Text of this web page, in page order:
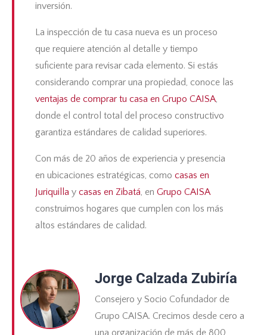
inversión.
La inspección de tu casa nueva es un proceso
que requiere atención al detalle y tiempo
suficiente para revisar cada elemento. Si estás
considerando comprar una propiedad, conoce las
ventajas de comprar tu casa en Grupo CAISA,
donde el control total del proceso constructivo
garantiza estándares de calidad superiores.
Con más de 20 años de experiencia y presencia
en ubicaciones estratégicas, como casas en
Juriquilla y casas en Zibatá, en Grupo CAISA
construimos hogares que cumplen con los más
altos estándares de calidad.
Jorge Calzada Zubiría
Consejero y Socio Cofundador de
Grupo CAISA. Crecimos desde cero a
una organización de más de 800